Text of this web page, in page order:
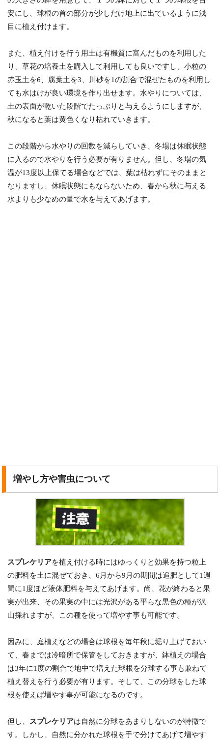
安にし、球根の首の部分が少しだけ地上に出ているように浅
目に植え付けます。
また、植え付けを行う用土は有機質に富んだものを利用した
り、草花の培養土を購入して利用しても良いですし、小粒の
赤玉土を6、腐葉土を3、川砂を1の割合で混ぜたものを利用し
ても水はけが良い環境を作り出せます。水やりについては、
土の表面が乾いた段階でたっぷりと与えるようにしますが、
秋になると葉は黄色くなり枯れていきます。
この段階から水やりの回数を減らしていき、冬場は休眠状態
に入るので水やりを行う必要が有りません。但し、冬場の気
温が13度以上保てる場合などでは、葉は枯れずにそのままと
なりますし、休眠状態にもならないため、春から秋に与える
水よりも少なめの量で水を与えてあげます。
増やし方や害虫について
スプレケリアを植え付ける時にはゆっくりと効果を持つ粒上
の肥料を土に混ぜておき、6月から9月の期間は追肥として1週
間に1度ほど液体肥料を与えてあげます。尚、花が終わると果
実が出来、その果実の中には光沢がある平らな黒色の種が沢
山採れますが、この種を使って増やす事も可能です。
因みに、庭植えなどの場合は球根を毎年秋に堀り上げておい
て、春までは冷暗所で保管をしておきますが、鉢植えの場合
は3年に1度の割合で地中で増えた球根を分球する事も兼ねて
植え替えを行う必要が有ります。そして、この分球をした球
根を使えば増やす事が可能になるのです。
但し、 スプレケリアは自然に分球をあまりしないのが特徴で
す。しかし、自然に分かれた球根を手で分けてあげて増やす